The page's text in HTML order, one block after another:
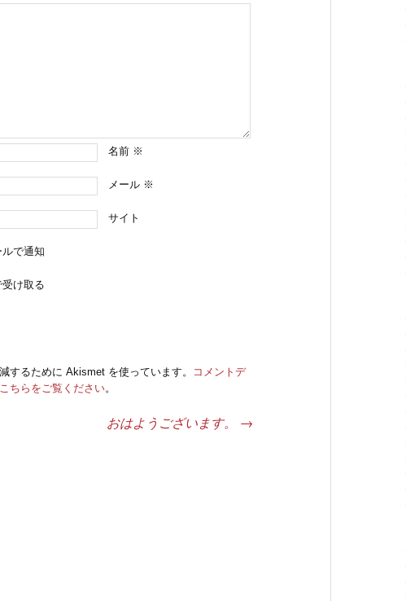
名前 ※
メール ※
サイト
で通知
け取る
するために Akismet を使っています。
コメントデ
ちらをご覧ください。
ン
おはようございます。 →